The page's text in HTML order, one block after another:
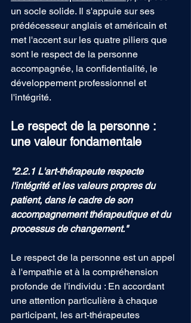
un socle solide. Il s'appuie sur ses
prédécesseur anglais et américain et
met l'accent sur les quatre piliers que
sont le respect de la personne
accompagnée, la confidentialité, le
développement professionnel et
l'intégrité.
Le respect de la personne :
une valeur fondamentale
"2.2.1 L'art-thérapeute respecte
l'intégrité et les valeurs propres du
patient, dans le cadre de son
accompagnement thérapeutique et du
processus de changement."
Le respect de la personne est un appel
à l'empathie et à la compréhension
profonde de l'individu : En accordant
une attention particulière à chaque
participant, les art-thérapeutes